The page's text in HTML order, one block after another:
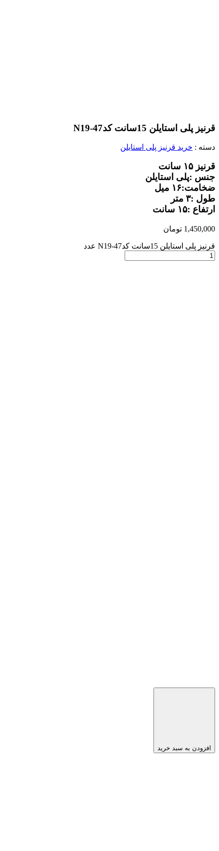
قرنیز پلی استایلن 15سانت کدN19-47
دسته : خرید قرنیز پلی استایلن
قرنیز ۱۵ سانت
جنس :پلی استایلن
ضخامت:۱۶ میل
طول :۳ متر
ارتفاع :۱۵ سانت
1,450,000 تومان
قرنیز پلی استایلن 15سانت کدN19-47 عدد
افزودن به سبد خرید